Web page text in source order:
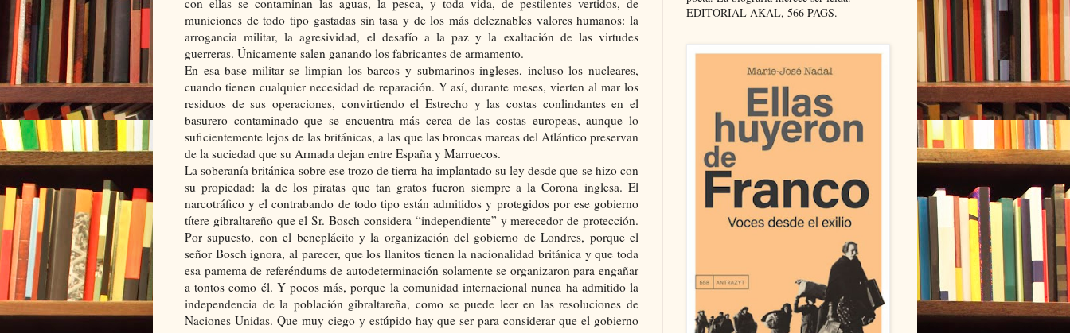
municiones de todo tipo gastadas sin tasa y de los más deleznables valores humanos: la
arrogancia militar, la agresividad, el desafío a la paz y la exaltación de las virtudes
guerreras. Únicamente salen ganando los fabricantes de armamento.
En esa base militar se limpian los barcos y submarinos ingleses, incluso los nucleares,
cuando tienen cualquier necesidad de reparación. Y así, durante meses, vierten al mar los
residuos de sus operaciones, convirtiendo el Estrecho y las costas conlindantes en el
basurero contaminado que se encuentra más cerca de las costas europeas, aunque lo
suficientemente lejos de las británicas, a las que las broncas mareas del Atlántico preservan
de la suciedad que su Armada dejan entre España y Marruecos.
La soberanía británica sobre ese trozo de tierra ha implantado su ley desde que se hizo con
su propiedad: la de los piratas que tan gratos fueron siempre a la Corona inglesa. El
narcotráfico y el contrabando de todo tipo están admitidos y protegidos por ese gobierno
títere gibraltareño que el Sr. Bosch considera “independiente” y merecedor de protección.
Por supuesto, con el beneplácito y la organización del gobierno de Londres, porque el
señor Bosch ignora, al parecer, que los llanitos tienen la nacionalidad británica y que toda
esa pamema de referéndums de autodeterminación solamente se organizaron para engañar
a tontos como él. Y pocos más, porque la comunidad internacional nunca ha admitido la
independencia de la población gibraltareña, como se puede leer en las resoluciones de
Naciones Unidas. Que muy ciego y estúpido hay que ser para considerar que el gobierno
EDITORIAL AKAL, 566 PAGS.